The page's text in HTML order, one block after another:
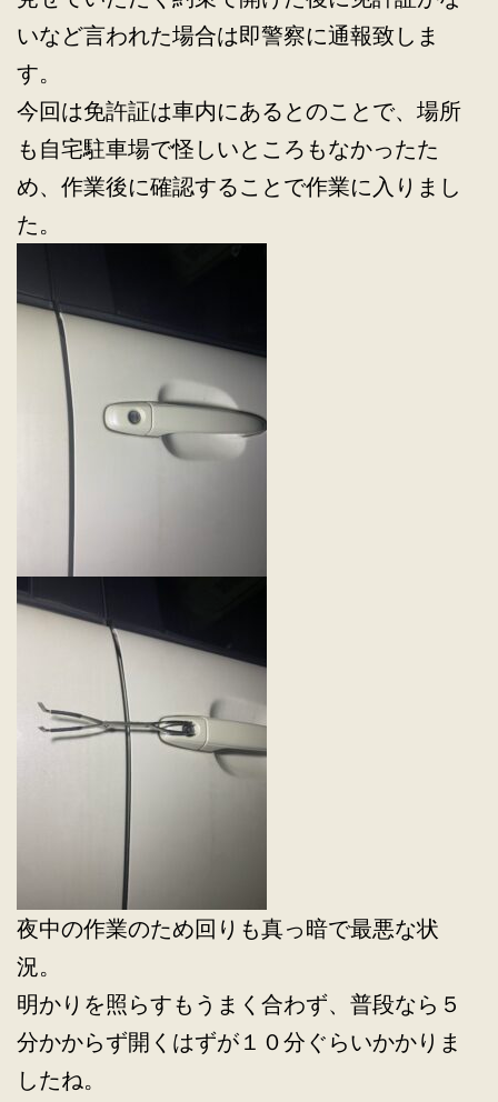
いなど言われた場合は即警察に通報致しま
す。
今回は免許証は車内にあるとのことで、場所
も自宅駐車場で怪しいところもなかったた
め、作業後に確認することで作業に入りまし
た。
夜中の作業のため回りも真っ暗で最悪な状
況。
明かりを照らすもうまく合わず、普段なら５
分かからず開くはずが１０分ぐらいかかりま
したね。